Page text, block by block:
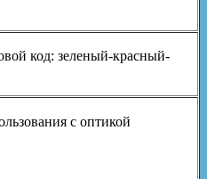
код: зеленый-красный-
с оптикой